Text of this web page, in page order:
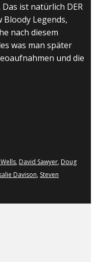
ist natürlich DER
Bloody Legends,
nach diesem
was man später
und die
, David Sawyer, Doug
Davison, Steven